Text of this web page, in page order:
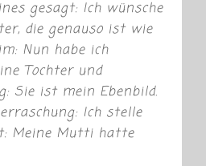
gesagt: Ich wünsche
die genauso ist wie
Nun habe ich
Tochter und
Sie ist mein Ebenbild.
Ich stelle
Meine Mutti hatte